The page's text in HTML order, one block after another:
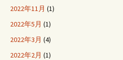
2022年11月 (1)
2022年5月 (1)
2022年3月 (4)
2022年2月 (1)